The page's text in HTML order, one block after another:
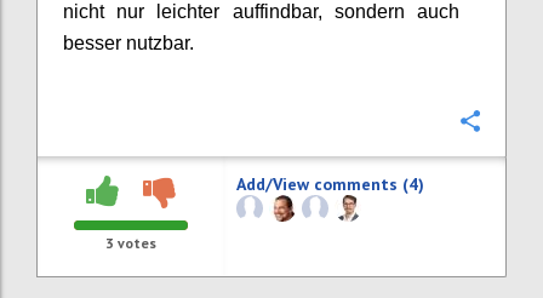
nicht nur leichter auffindbar, sondern auch
besser nutzbar.
3 votes
Add/View comments (4)